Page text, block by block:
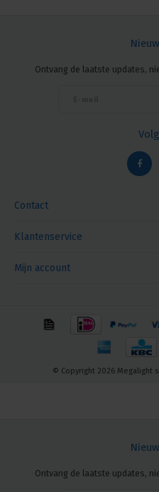
Contact
Ontvang de laatste updates,
Klantenservice
Mijn account
© Copyright 2026 Megalight
Ontvang de laatste updates,